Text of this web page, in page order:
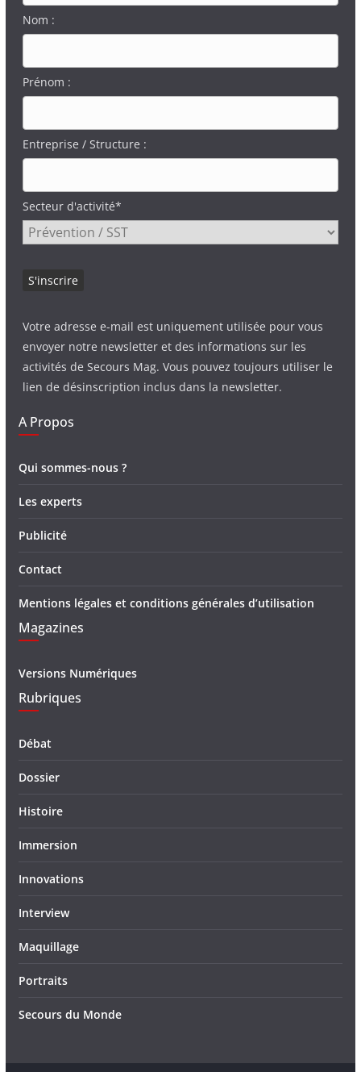
Nom :
Prénom :
Entreprise / Structure :
Secteur d'activité*
Votre adresse e-mail est uniquement utilisée pour vous
envoyer notre newsletter et des informations sur les
activités de Secours Mag. Vous pouvez toujours utiliser le
lien de désinscription inclus dans la newsletter.
A Propos
Qui sommes-nous ?
Les experts
Publicité
Contact
Mentions légales et conditions générales d’utilisation
Magazines
Versions Numériques
Rubriques
Débat
Dossier
Histoire
Immersion
Innovations
Interview
Maquillage
Portraits
Secours du Monde